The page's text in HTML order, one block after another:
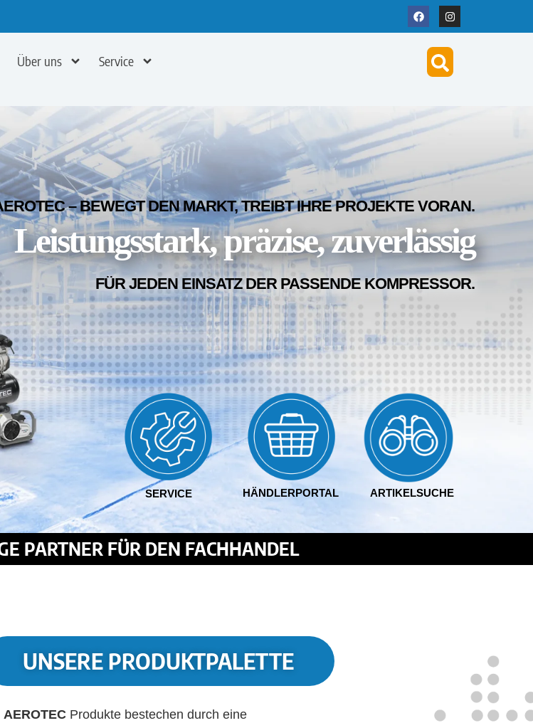
Über uns Service
FÜR JEDEN EINSATZ DER PASSENDE KOMPRESSOR.
SERVICE
Leistungsstark, präzise, zuverlässig
– BEWEGT DEN MARKT, TREIBT IHRE PROJEKTE VORAN.
HÄNDLERPORTAL ARTIKELSUCHE
PARTNER FÜR DEN FACHHANDEL
UNSERE PRODUKTPALETTE
AEROTEC Produkte bestechen durch eine